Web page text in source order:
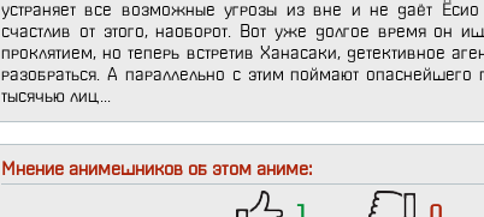
устраняет все возможные угрозы из вне и не даёт Ёсио
счастлив от этого, наоборот. Вот уже долгое время он
проклятием, но теперь встретив Ханасаки, детективное
разобраться. А параллельно с этим поймают
тысячью лиц...
Мнение анимешников об этом аниме: